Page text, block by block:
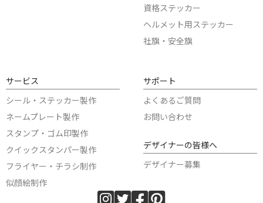
資格ステッカー
ヘルメット用ステッカー
社旗・安全旗
サービス
シール・ステッカー製作
ネームプレート製作
スタンプ・ゴム印製作
クイックスタンパー製作
フライヤー・チラシ制作
似顔絵制作
サポート
よくあるご質問
お問い合わせ
デザイナーの皆様へ
デザイナー募集